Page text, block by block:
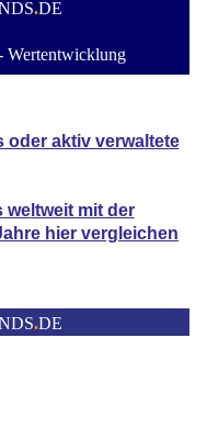
.DE
Wertentwicklung
oder aktiv verwaltete
weltweit mit der
hier vergleichen
.DE